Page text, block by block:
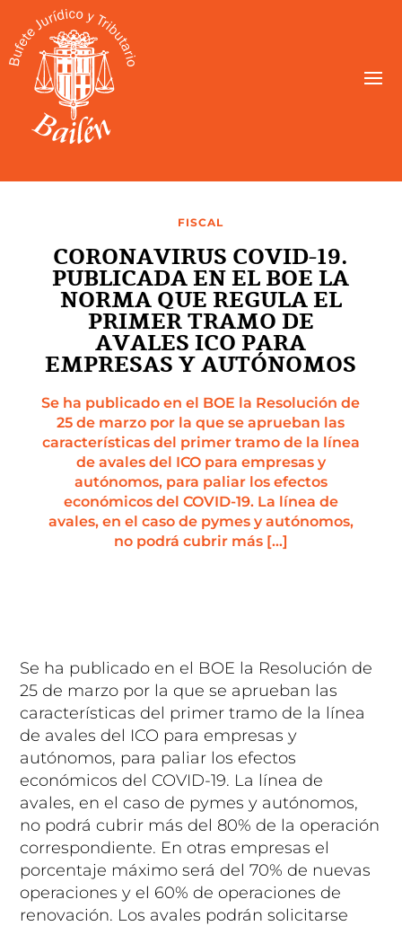
FISCAL
CORONAVIRUS COVID-19.
PUBLICADA EN EL BOE LA
NORMA QUE REGULA EL
PRIMER TRAMO DE
AVALES ICO PARA
EMPRESAS Y AUTÓNOMOS
Se ha publicado en el BOE la Resolución de
25 de marzo por la que se aprueban las
características del primer tramo de la línea
de avales del ICO para empresas y
autónomos, para paliar los efectos
económicos del COVID-19. La línea de
avales, en el caso de pymes y autónomos,
no podrá cubrir más […]
Se ha publicado en el BOE la Resolución de
25 de marzo por la que se aprueban las
características del primer tramo de la línea
de avales del ICO para empresas y
autónomos, para paliar los efectos
económicos del COVID-19. La línea de
avales, en el caso de pymes y autónomos,
no podrá cubrir más del 80% de la operación
correspondiente. En otras empresas el
porcentaje máximo será del 70% de nuevas
operaciones y el 60% de operaciones de
renovación. Los avales podrán solicitarse